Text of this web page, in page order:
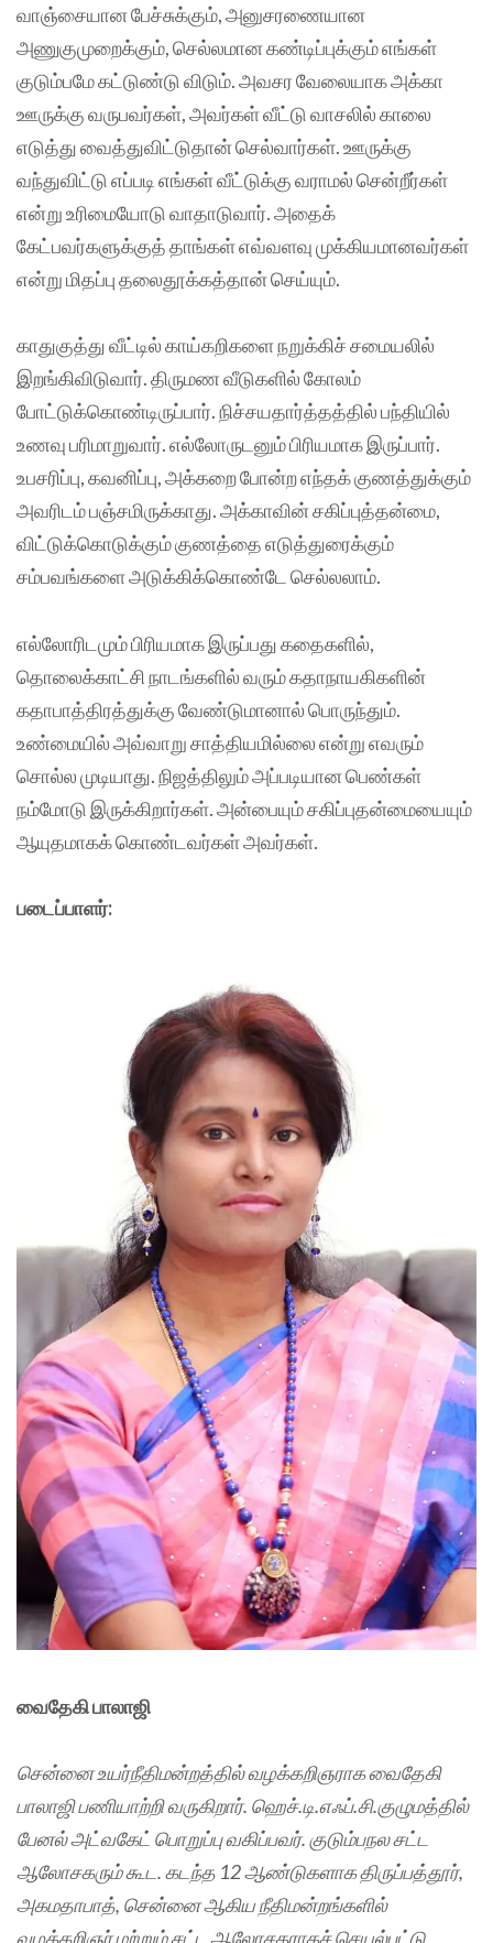
வாஞ்சையான பேச்சுக்கும், அனுசரணையான
அணுகுமுறைக்கும், செல்லமான கண்டிப்புக்கும் எங்கள்
குடும்பமே கட்டுண்டு விடும். அவசர வேலையாக அக்கா
ஊருக்கு வருபவர்கள், அவர்கள் வீட்டு வாசலில் காலை
எடுத்து வைத்துவிட்டுதான் செல்வார்கள். ஊருக்கு
வந்துவிட்டு எப்படி எங்கள் வீட்டுக்கு வராமல் சென்றீர்கள்
என்று உரிமையோடு வாதாடுவார். அதைக்
கேட்பவர்களுக்குத் தாங்கள் எவ்வளவு முக்கியமானவர்கள்
என்று மிதப்பு தலைதூக்கத்தான் செய்யும்.
காதுகுத்து வீட்டில் காய்கறிகளை நறுக்கிச் சமையலில்
இறங்கிவிடுவார். திருமண வீடுகளில் கோலம்
போட்டுக்கொண்டிருப்பார். நிச்சயதார்த்தத்தில் பந்தியில்
உணவு பரிமாறுவார். எல்லோருடனும் பிரியமாக இருப்பார்.
உபசரிப்பு, கவனிப்பு, அக்கறை போன்ற எந்தக் குணத்துக்கும்
அவரிடம் பஞ்சமிருக்காது. அக்காவின் சகிப்புத்தன்மை,
விட்டுக்கொடுக்கும் குணத்தை எடுத்துரைக்கும்
சம்பவங்களை அடுக்கிக்கொண்டே செல்லலாம்.
எல்லோரிடமும் பிரியமாக இருப்பது கதைகளில்,
தொலைக்காட்சி நாடங்களில் வரும் கதாநாயகிகளின்
கதாபாத்திரத்துக்கு வேண்டுமானால் பொருந்தும்.
உண்மையில் அவ்வாறு சாத்தியமில்லை என்று எவரும்
சொல்ல முடியாது. நிஜத்திலும் அப்படியான பெண்கள்
நம்மோடு இருக்கிறார்கள். அன்பையும் சகிப்புதன்மையையும்
ஆயுதமாகக் கொண்டவர்கள் அவர்கள்.
படைப்பாளர்:
வைதேகி பாலாஜி
சென்னை உயர்நீதிமன்றத்தில் வழக்கறிஞராக வைதேகி
பாலாஜி பணியாற்றி வருகிறார். ஹெச்.டி.எஃப்.சி.குழுமத்தில்
பேனல் அட்வகேட் பொறுப்பு வகிப்பவர். குடும்பநல சட்ட
ஆலோசகரும் கூட. கடந்த 12 ஆண்டுகளாக திருப்பத்தூர்,
அகமதாபாத், சென்னை ஆகிய நீதிமன்றங்களில்
வழக்கறிஞர் மற்றும் சட்ட ஆலோசகராகச் செயல்பட்டு